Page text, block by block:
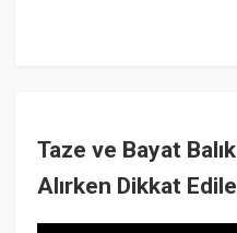
Taze ve Bayat
Alırken Dikkat